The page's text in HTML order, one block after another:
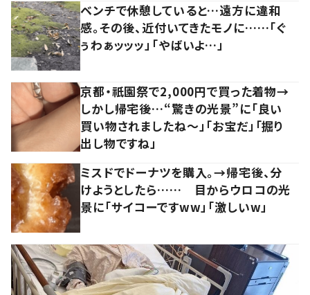
ベンチで休憩していると…遠方に違和
感。その後、近付いてきたモノに……「ぐ
ぅわぁッッッ」「やばいよ…」
京都・祇園祭で2,000円で買った着物→
しかし帰宅後…“驚きの光景”に「良い
買い物されましたね～」「お宝だ」「掘り
出し物ですね」
ミスドでドーナツを購入。→帰宅後、分
けようとしたら…… 目からウロコの光
景に「サイコーですww」「激しいw」